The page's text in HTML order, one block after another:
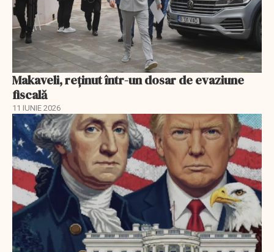
Makaveli, reţinut într-un dosar de evaziune
fiscală
11 IUNIE 2026